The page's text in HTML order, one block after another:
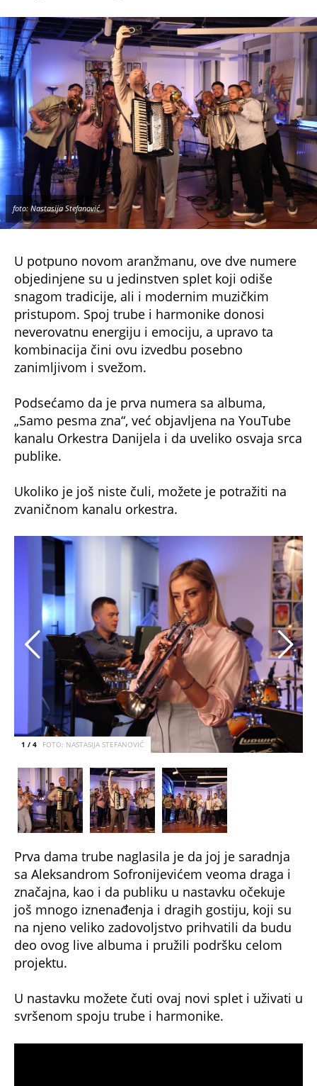
foto: Nastasija Stefanović
U potpuno novom aranžmanu, ove dve numere
objedinjene su u jedinstven splet koji odiše
snagom tradicije, ali i modernim muzičkim
pristupom. Spoj trube i harmonike donosi
neverovatnu energiju i emociju, a upravo ta
kombinacija čini ovu izvedbu posebno
zanimljivom i svežom.
Podsećamo da je prva numera sa albuma,
„Samo pesma zna“, već objavljena na YouTube
kanalu Orkestra Danijela i da uveliko osvaja srca
publike.
Ukoliko je još niste čuli, možete je potražiti na
zvaničnom kanalu orkestra.
1 / 4 FOTO: NASTASIJA STEFANOVIĆ
Prva dama trube naglasila je da joj je saradnja
sa Aleksandrom Sofronijevićem veoma draga i
značajna, kao i da publiku u nastavku očekuje
još mnogo iznenađenja i dragih gostiju, koji su
na njeno veliko zadovoljstvo prihvatili da budu
deo ovog live albuma i pružili podršku celom
projektu.
U nastavku možete čuti ovaj novi splet i uživati u
svršenom spoju trube i harmonike.